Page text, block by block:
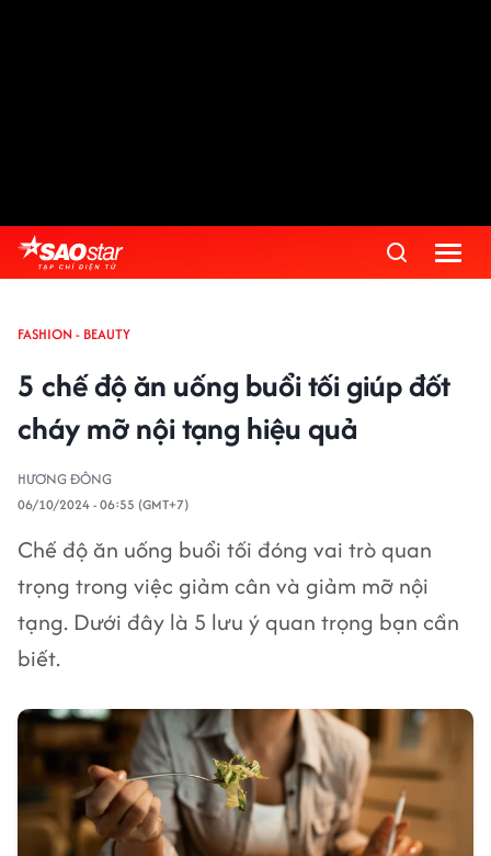
FASHION - BEAUTY
5 chế độ ăn uống buổi tối giúp đốt
cháy mỡ nội tạng hiệu quả
HƯƠNG ĐÔNG
06/10/2024 - 06:55 (GMT+7)
Chế độ ăn uống buổi tối đóng vai trò quan
trọng trong việc giảm cân và giảm mỡ nội
tạng. Dưới đây là 5 lưu ý quan trọng bạn cần
biết.